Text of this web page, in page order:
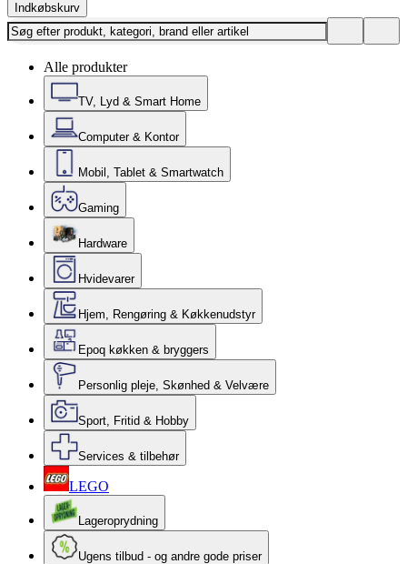
Indkøbskurv
Alle produkter
TV, Lyd & Smart Home
Computer & Kontor
Mobil, Tablet & Smartwatch
Gaming
Hardware
Hvidevarer
Hjem, Rengøring & Køkkenudstyr
Epoq køkken & bryggers
Personlig pleje, Skønhed & Velvære
Sport, Fritid & Hobby
Services & tilbehør
LEGO
Lageroprydning
Ugens tilbud - og andre gode priser